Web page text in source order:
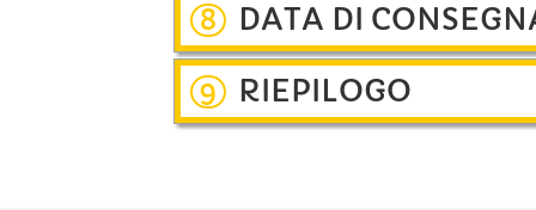
8 DATA DI
9 RIEPILOGO